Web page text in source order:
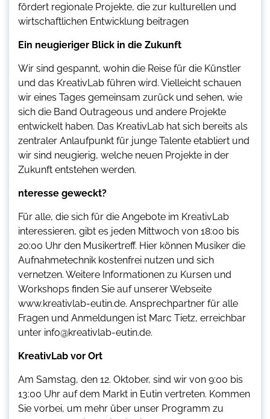
fördert regionale Projekte, die zur kulturellen und
wirtschaftlichen Entwicklung beitragen
Ein neugieriger Blick in die Zukunft
Wir sind gespannt, wohin die Reise für die Künstler
und das KreativLab führen wird. Vielleicht schauen
wir eines Tages gemeinsam zurück und sehen, wie
sich die Band Outrageous und andere Projekte
entwickelt haben. Das KreativLab hat sich bereits als
zentraler Anlaufpunkt für junge Talente etabliert und
wir sind neugierig, welche neuen Projekte in der
Zukunft entstehen werden.
nteresse geweckt?
Für alle, die sich für die Angebote im KreativLab
interessieren, gibt es jeden Mittwoch von 18:00 bis
20:00 Uhr den Musikertreff. Hier können Musiker die
Aufnahmetechnik kostenfrei nutzen und sich
vernetzen. Weitere Informationen zu Kursen und
Workshops finden Sie auf unserer Webseite
www.kreativlab-eutin.de. Ansprechpartner für alle
Fragen und Anmeldungen ist Marc Tietz, erreichbar
unter info@kreativlab-eutin.de.
KreativLab vor Ort
Am Samstag, den 12. Oktober, sind wir von 9:00 bis
13:00 Uhr auf dem Markt in Eutin vertreten. Kommen
Sie vorbei, um mehr über unser Programm zu